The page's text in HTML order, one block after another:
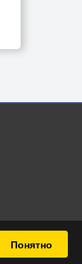
Понятно